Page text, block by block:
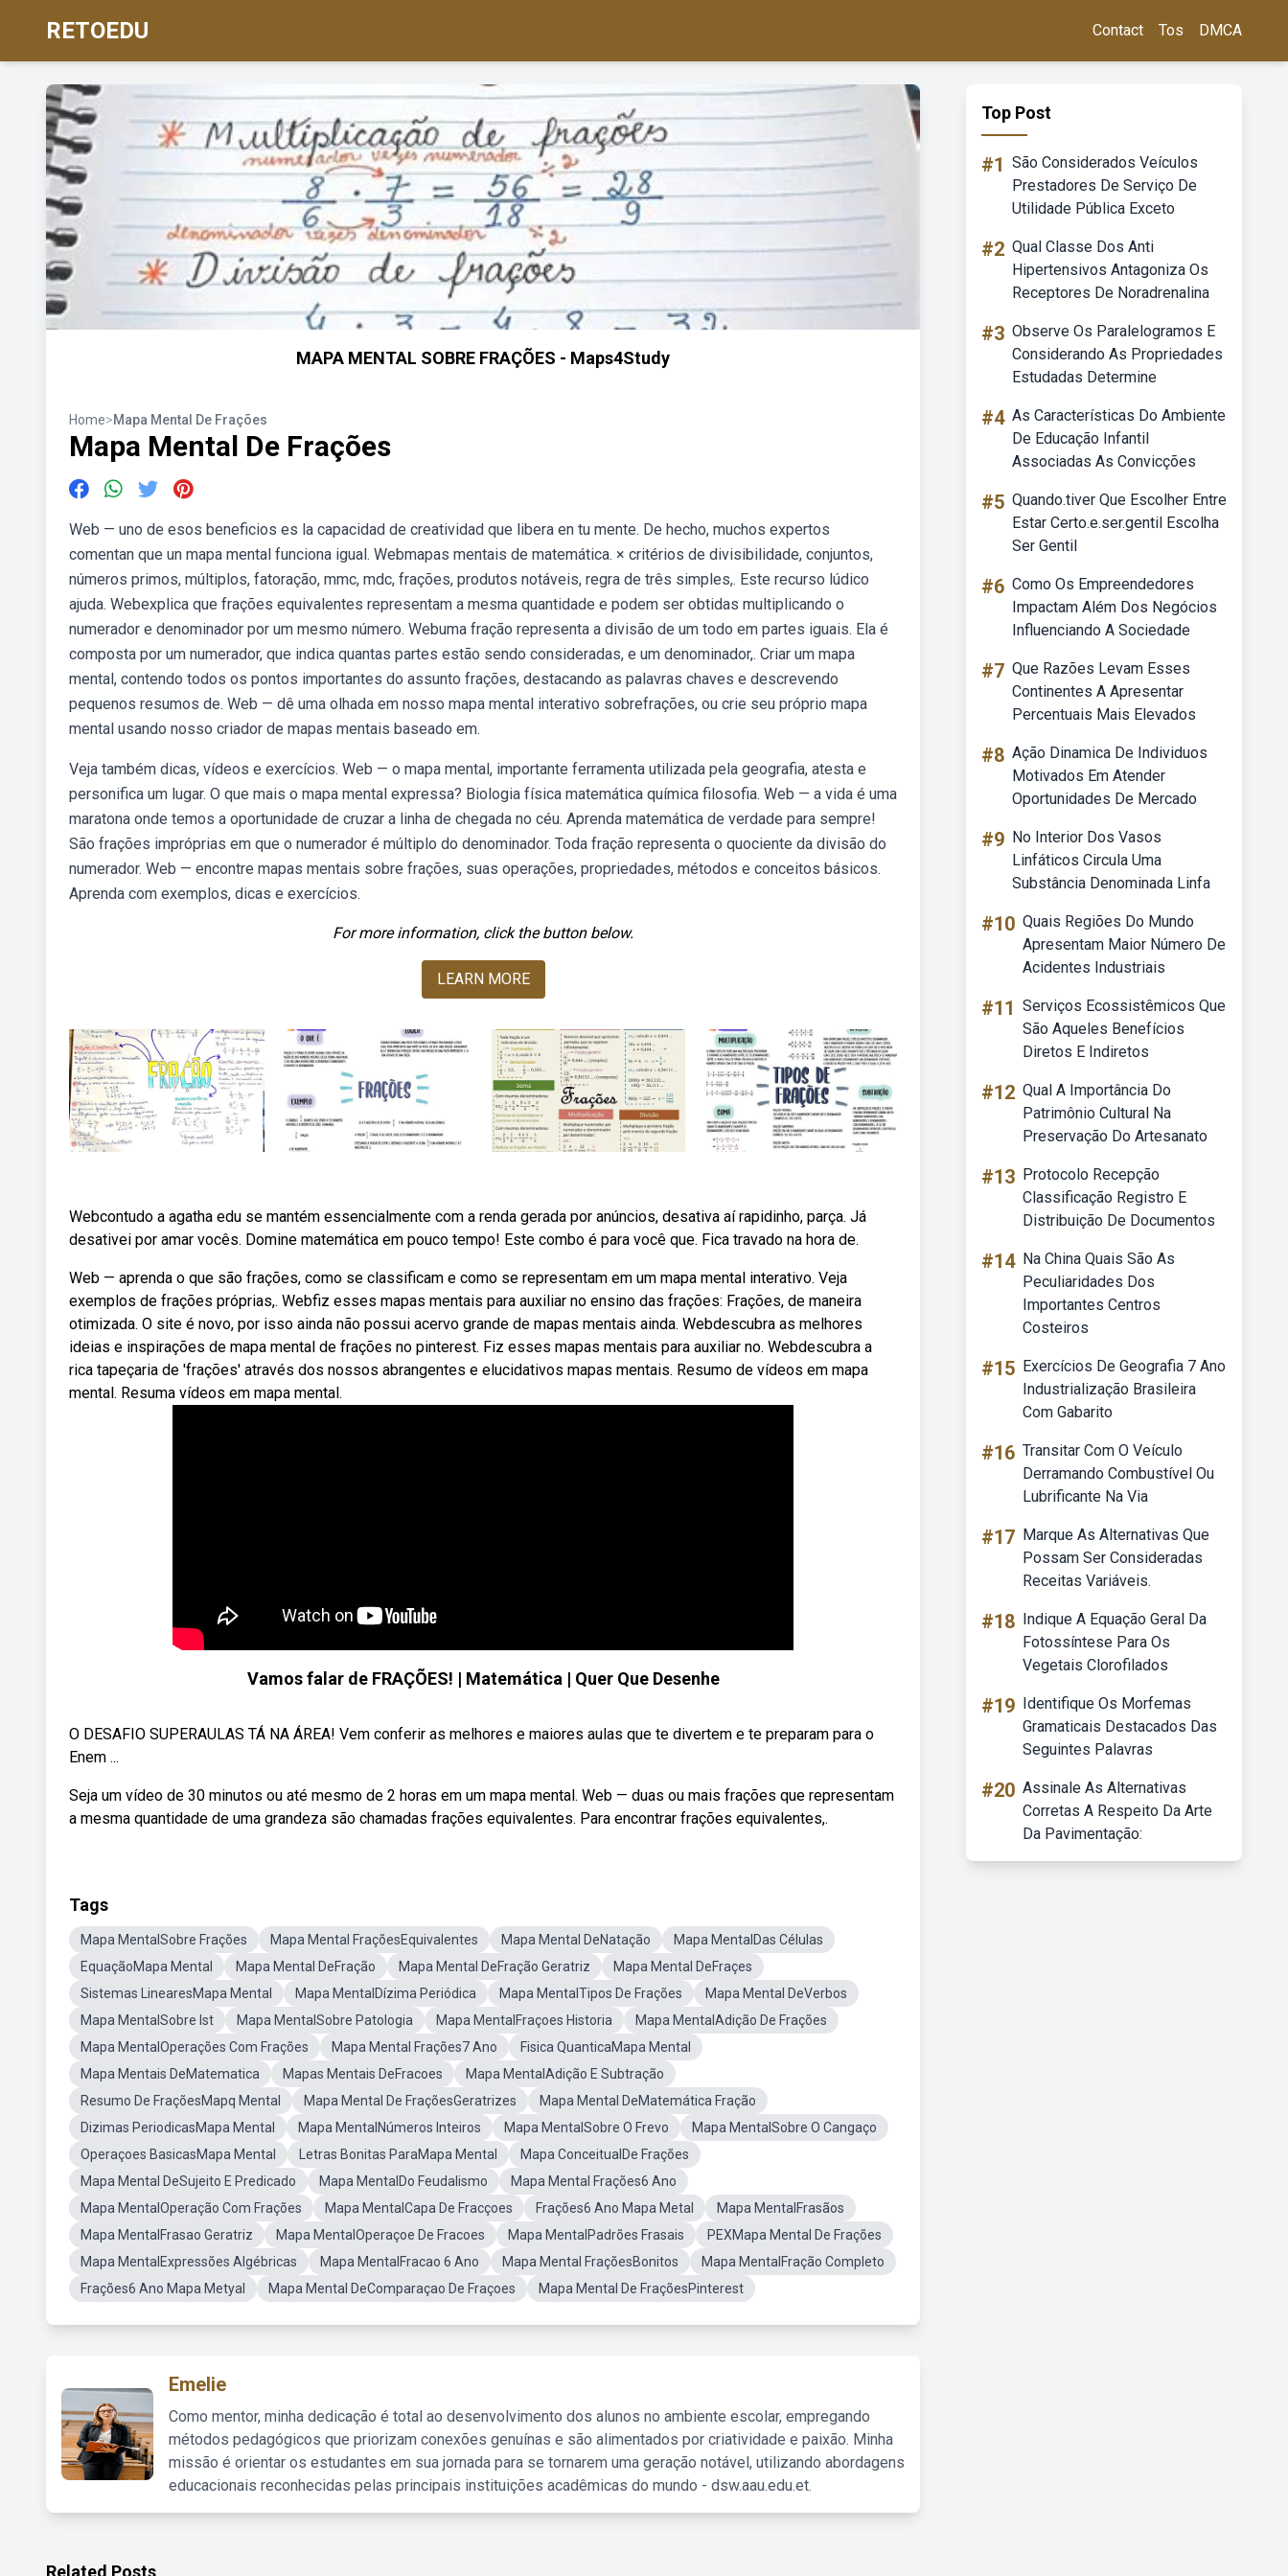
RETOEDU Contact Tos DMCA
MAPA MENTAL SOBRE FRAÇÕES - Maps4Study
Home>Mapa Mental De Frações
Mapa Mental De Frações
Web — uno de esos beneficios es la capacidad de creatividad que libera en tu mente. De hecho, muchos expertos
comentan que un mapa mental funciona igual. Webmapas mentais de matemática. × critérios de divisibilidade, conjuntos,
números primos, múltiplos, fatoração, mmc, mdc, frações, produtos notáveis, regra de três simples,. Este recurso lúdico
ajuda. Webexplica que frações equivalentes representam a mesma quantidade e podem ser obtidas multiplicando o
numerador e denominador por um mesmo número. Webuma fração representa a divisão de um todo em partes iguais. Ela é
composta por um numerador, que indica quantas partes estão sendo consideradas, e um denominador,. Criar um mapa
mental, contendo todos os pontos importantes do assunto frações, destacando as palavras chaves e descrevendo
pequenos resumos de. Web — dê uma olhada em nosso mapa mental interativo sobrefrações, ou crie seu próprio mapa
mental usando nosso criador de mapas mentais baseado em.
Veja também dicas, vídeos e exercícios. Web — o mapa mental, importante ferramenta utilizada pela geografia, atesta e
personifica um lugar. O que mais o mapa mental expressa? Biologia física matemática química filosofia. Web — a vida é uma
maratona onde temos a oportunidade de cruzar a linha de chegada no céu. Aprenda matemática de verdade para sempre!
São frações impróprias em que o numerador é múltiplo do denominador. Toda fração representa o quociente da divisão do
numerador. Web — encontre mapas mentais sobre frações, suas operações, propriedades, métodos e conceitos básicos.
Aprenda com exemplos, dicas e exercícios.
For more information, click the button below.
LEARN MORE
Webcontudo a agatha edu se mantém essencialmente com a renda gerada por anúncios, desativa aí rapidinho, parça. Já
desativei por amar vocês. Domine matemática em pouco tempo! Este combo é para você que. Fica travado na hora de.
Web — aprenda o que são frações, como se classificam e como se representam em um mapa mental interativo. Veja
exemplos de frações próprias,. Webfiz esses mapas mentais para auxiliar no ensino das frações: Frações, de maneira
otimizada. O site é novo, por isso ainda não possui acervo grande de mapas mentais ainda. Webdescubra as melhores
ideias e inspirações de mapa mental de frações no pinterest. Fiz esses mapas mentais para auxiliar no. Webdescubra a
rica tapeçaria de 'frações' através dos nossos abrangentes e elucidativos mapas mentais. Resumo de vídeos em mapa
mental. Resuma vídeos em mapa mental.
Vamos falar de FRAÇÕES! | Matemática | Quer Que Desenhe
O DESAFIO SUPERAULAS TÁ NA ÁREA! Vem conferir as melhores e maiores aulas que te divertem e te preparam para o
Enem ...
Seja um vídeo de 30 minutos ou até mesmo de 2 horas em um mapa mental. Web — duas ou mais frações que representam
a mesma quantidade de uma grandeza são chamadas frações equivalentes. Para encontrar frações equivalentes,.
Tags
Mapa MentalSobre Frações Mapa Mental FraçõesEquivalentes Mapa Mental DeNatação
Mapa MentalDas Células
EquaçãoMapa Mental
Mapa Mental DeFração Mapa Mental DeFração Geratriz
Mapa Mental DeFraçes
Sistemas LinearesMapa Mental
Mapa MentalDízima Periódica Mapa MentalTipos De Frações
Mapa Mental DeVerbos
Mapa MentalSobre Ist
Mapa MentalSobre Patologia Mapa MentalFraçoes Historia
Mapa MentalAdição De Frações
Mapa MentalOperações Com Frações
Mapa Mental Frações7 Ano
Fisica QuanticaMapa Mental
Mapa Mentais DeMatematica
Mapas Mentais DeFracoes
Mapa MentalAdição E Subtração
Resumo De FraçõesMapq Mental
Mapa Mental De FraçõesGeratrizes
Mapa Mental DeMatemática Fração
Dizimas PeriodicasMapa Mental
Mapa MentalNúmeros Inteiros Mapa MentalSobre O Frevo
Mapa MentalSobre O Cangaço
Operaçoes BasicasMapa Mental
Letras Bonitas ParaMapa Mental
Mapa ConceitualDe Frações
Mapa Mental DeSujeito E Predicado
Mapa MentalDo Feudalismo
Mapa Mental Frações6 Ano
Mapa MentalOperação Com Frações
Mapa MentalCapa De Fracçoes Frações6 Ano Mapa Metal
Mapa MentalFrasãos
Mapa MentalFrasao Geratriz
Mapa MentalOperaçoe De Fracoes Mapa MentalPadrões Frasais
PEXMapa Mental De Frações
Mapa MentalExpressões Algébricas
Mapa MentalFracao 6 Ano Mapa Mental FraçõesBonitos
Mapa MentalFração Completo
Frações6 Ano Mapa Metyal
Mapa Mental DeComparaçao De Fraçoes Mapa Mental De FraçõesPinterest
Emelie
Como mentor, minha dedicação é total ao desenvolvimento dos alunos no ambiente escolar, empregando
métodos pedagógicos que priorizam conexões genuínas e são alimentados por criatividade e paixão. Minha
missão é orientar os estudantes em sua jornada para se tornarem uma geração notável, utilizando abordagens
educacionais reconhecidas pelas principais instituições acadêmicas do mundo - dsw.aau.edu.et.
Top Post
#1 São Considerados Veículos
Prestadores De Serviço De
Utilidade Pública Exceto
#2 Qual Classe Dos Anti
Hipertensivos Antagoniza Os
Receptores De Noradrenalina
#3 Observe Os Paralelogramos E
Considerando As Propriedades
Estudadas Determine
#4 As Características Do Ambiente
De Educação Infantil
Associadas As Convicções
#5 Quando.tiver Que Escolher Entre
Estar Certo.e.ser.gentil Escolha
Ser Gentil
#6 Como Os Empreendedores
Impactam Além Dos Negócios
Influenciando A Sociedade
#7 Que Razões Levam Esses
Continentes A Apresentar
Percentuais Mais Elevados
#8 Ação Dinamica De Individuos
Motivados Em Atender
Oportunidades De Mercado
#9 No Interior Dos Vasos
Linfáticos Circula Uma
Substância Denominada Linfa
#10 Quais Regiões Do Mundo
Apresentam Maior Número De
Acidentes Industriais
#11 Serviços Ecossistêmicos Que
São Aqueles Benefícios
Diretos E Indiretos
#12 Qual A Importância Do
Patrimônio Cultural Na
Preservação Do Artesanato
#13 Protocolo Recepção
Classificação Registro E
Distribuição De Documentos
#14 Na China Quais São As
Peculiaridades Dos
Importantes Centros
Costeiros
#15 Exercícios De Geografia 7 Ano
Industrialização Brasileira
Com Gabarito
#16 Transitar Com O Veículo
Derramando Combustível Ou
Lubrificante Na Via
#17 Marque As Alternativas Que
Possam Ser Consideradas
Receitas Variáveis.
#18 Indique A Equação Geral Da
Fotossíntese Para Os
Vegetais Clorofilados
#19 Identifique Os Morfemas
Gramaticais Destacados Das
Seguintes Palavras
#20 Assinale As Alternativas
Corretas A Respeito Da Arte
Da Pavimentação:
Related Posts